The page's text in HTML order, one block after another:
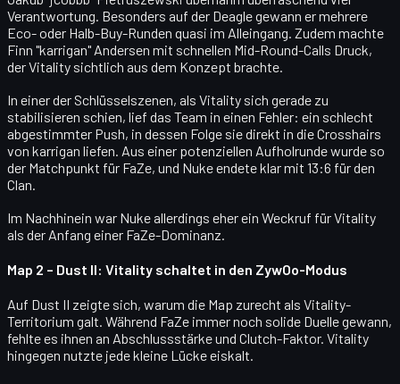
Verantwortung. Besonders auf der Deaglegewann er mehrere
Eco- oder Halb-Buy-Runden quasi im Alleingang. Zudem machte
Finn "karrigan" Andersen mit schnellen Mid-Round-Calls Druck,
der Vitality sichtlich aus dem Konzept brachte.
In einer der Schlüsselszenen, als Vitality sich gerade zu
stabilisieren schien, lief das Team in einen Fehler: ein schlecht
abgestimmter Push, in dessen Folge sie direkt in die Crosshairs
von karrigan liefen. Aus einer potenziellen Aufholrunde wurde so
der Matchpunkt für FaZe, und Nuke endete klar mit 13:6 für den
Clan.
Im Nachhinein war Nuke allerdings eher ein Weckruf für Vitality
als der Anfang einer FaZe-Dominanz.
Map 2 – Dust II: Vitality schaltet in den ZywOo-Modus
Auf Dust II zeigte sich, warum die Map zurecht als Vitality-
Territorium galt. Während FaZe immer noch solide Duelle gewann,
fehlte es ihnen an Abschlussstärke und Clutch-Faktor. Vitality
hingegen nutzte jede kleine Lücke eiskalt.